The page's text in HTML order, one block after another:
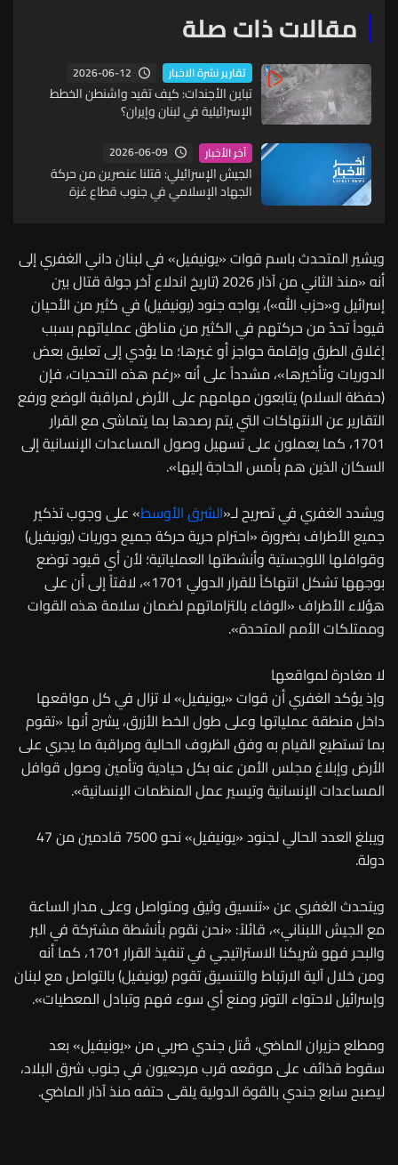
مقالات ذات صلة
تقارير نشرة الاخبار 2026-06-12
تباين الأجندات: كيف تقيد واشنطن الخطط
الإسرائيلية في لبنان وإيران؟
آخر الأخبار 2026-06-09
الجيش الإسرائيلي: قتلنا عنصرين من حركة
الجهاد الإسلامي في جنوب قطاع غزة
ويشير المتحدث باسم قوات «يونيفيل» في لبنان داني الغفري إلى
أنه «منذ الثاني من آذار 2026 (تاريخ اندلاع آخر جولة قتال بين
إسرائيل و«حزب الله»)، يواجه جنود (يونيفيل) في كثير من الأحيان
قيوداً تحدّ من حركتهم في الكثير من مناطق عملياتهم بسبب
إغلاق الطرق وإقامة حواجز أو غيرها؛ ما يؤدي إلى تعليق بعض
الدوريات وتأخيرها»، مشدداً على أنه «رغم هذه التحديات، فإن
(حفظة السلام) يتابعون مهامهم على الأرض لمراقبة الوضع ورفع
التقارير عن الانتهاكات التي يتم رصدها بما يتماشى مع القرار
1701، كما يعملون على تسهيل وصول المساعدات الإنسانية إلى
السكان الذين هم بأمس الحاجة إليها».
ويشدد الغفري في تصريح لـ«الشرق الأوسط» على وجوب تذكير
جميع الأطراف بضرورة «احترام حرية حركة جميع دوريات (يونيفيل)
وقوافلها اللوجستية وأنشطتها العملياتية؛ لأن أي قيود توضع
بوجهها تشكل انتهاكاً للقرار الدولي 1701»، لافتاً إلى أن على
هؤلاء الأطراف «الوفاء بالتزاماتهم لضمان سلامة هذه القوات
وممتلكات الأمم المتحدة».
لا مغادرة لمواقعها
وإذ يؤكد الغفري أن قوات «يونيفيل» لا تزال في كل مواقعها
داخل منطقة عملياتها وعلى طول الخط الأزرق، يشرح أنها «تقوم
بما تستطيع القيام به وفق الظروف الحالية ومراقبة ما يجري على
الأرض وإبلاغ مجلس الأمن عنه بكل حيادية وتأمين وصول قوافل
المساعدات الإنسانية وتيسير عمل المنظمات الإنسانية».
ويبلغ العدد الحالي لجنود «يونيفيل» نحو 7500 قادمين من 47
دولة.
ويتحدث الغفري عن «تنسيق وثيق ومتواصل وعلى مدار الساعة
مع الجيش اللبناني»، قائلاً: «نحن نقوم بأنشطة مشتركة في البر
والبحر فهو شريكنا الاستراتيجي في تنفيذ القرار 1701، كما أنه
ومن خلال آلية الارتباط والتنسيق تقوم (يونيفيل) بالتواصل مع لبنان
وإسرائيل لاحتواء التوتر ومنع أي سوء فهم وتبادل المعطيات».
ومطلع حزيران الماضي، قُتل جندي صربي من «يونيفيل» بعد
سقوط قذائف على موقعه قرب ‌مرجعيون في جنوب شرق البلاد،
ليصبح سابع جندي بالقوة الدولية يلقى حتفه منذ آذار الماضي.